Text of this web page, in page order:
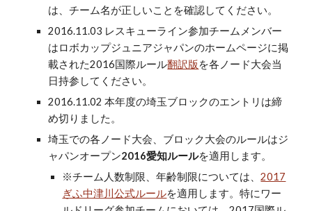
は、チーム名が正しいことを確認してください。
2016.11.03 レスキューライン参加チームメンバー
はロボカップジュニアジャパンのホームページに掲
載された2016国際ルール翻訳版を各ノード大会当
日持参してください。
2016.11.02 本年度の埼玉ブロックのエントリは締
め切りました。
埼玉での各ノード大会、ブロック大会のルールはジ
ャパンオープン2016愛知ルールを適用します。
※チーム人数制限、年齢制限については、2017
ぎふ中津川公式ルールを適用します。特にワー